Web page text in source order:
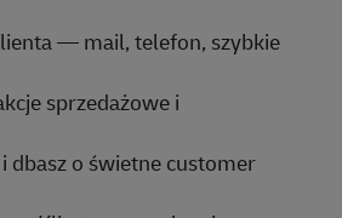
— mail, telefon, szybkie
sprzedażowe i
dbasz o świetne customer